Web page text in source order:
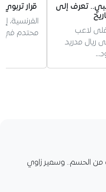
تعرف إلى
لاعب
ريال مدريد
قرار
الفرنسية،
محتدم في
من الحسم.. وسمير زاوي